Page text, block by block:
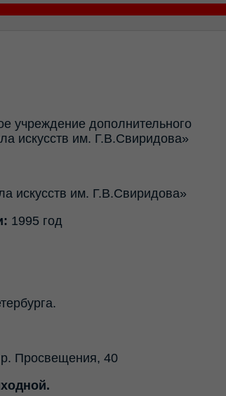
учреждение дополнительного
искусств им. Г.В.Свиридова»
искусств им. Г.В.Свиридова»
1995 год
Просвещения, 40